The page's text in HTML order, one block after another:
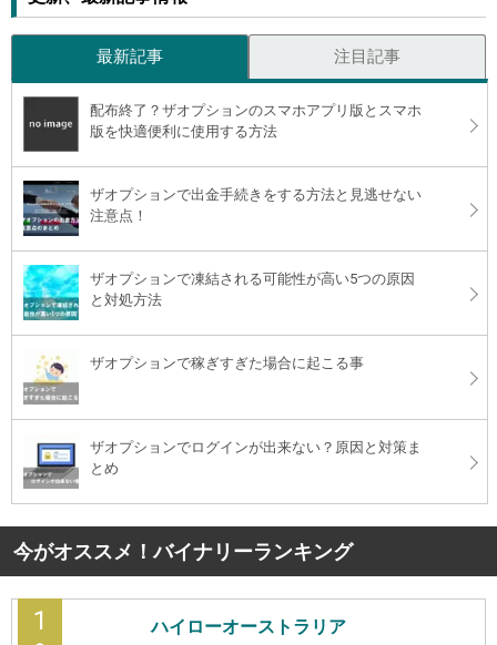
最新記事 注目記事
配布終了？ザオプションのスマホアプリ版とスマホ
版を快適便利に使用する方法
ザオプションで出金手続きをする方法と見逃せない
注意点！
ザオプションで凍結される可能性が高い5つの原因
と対処方法
ザオプションで稼ぎすぎた場合に起こる事
ザオプションでログインが出来ない？原因と対策ま
とめ
今がオススメ！バイナリーランキング
1 ハイローオーストラリア